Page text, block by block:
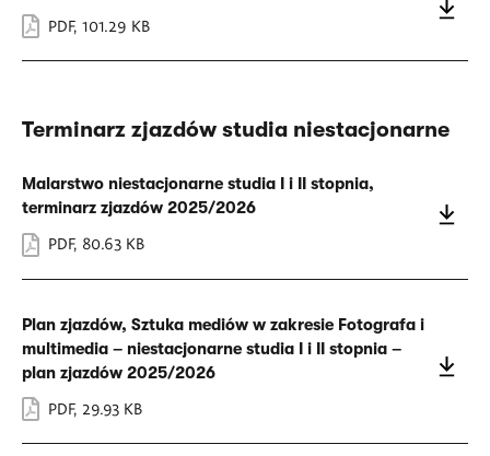
PDF, 101.29 KB
Terminarz zjazdów studia niestacjonarne
Malarstwo niestacjonarne studia I i II stopnia,
terminarz zjazdów 2025/2026
PDF, 80.63 KB
Plan zjazdów, Sztuka mediów w zakresie Fotografa i
multimedia – niestacjonarne studia I i II stopnia –
plan zjazdów 2025/2026
PDF, 29.93 KB